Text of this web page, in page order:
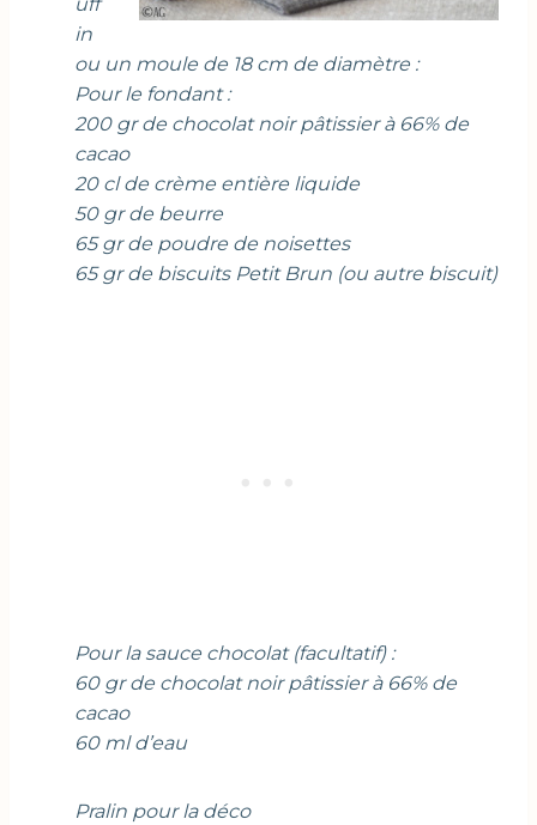
in
ou un moule de 18 cm de diamètre :
Pour le fondant :
200 gr de chocolat noir pâtissier à 66% de
cacao
20 cl de crème entière liquide
50 gr de beurre
65 gr de poudre de noisettes
65 gr de biscuits Petit Brun (ou autre biscuit)
Pour la sauce chocolat (facultatif) :
60 gr de chocolat noir pâtissier à 66% de
cacao
60 ml d’eau
Pralin pour la déco